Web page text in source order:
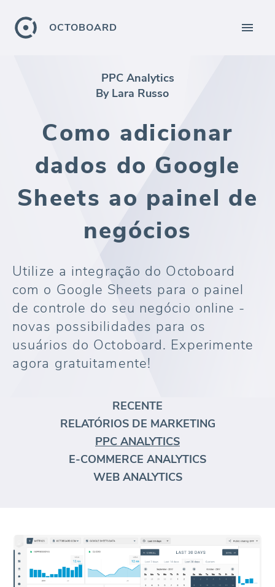
OCTOBOARD
PPC Analytics
By Lara Russo
Como adicionar
dados do Google
Sheets ao painel de
negócios
Utilize a integração do Octoboard
com o Google Sheets para o painel
de controle do seu negócio online -
novas possibilidades para os
usuários do Octoboard. Experimente
agora gratuitamente!
RECENTE
RELATÓRIOS DE MARKETING
PPC ANALYTICS
E-COMMERCE ANALYTICS
WEB ANALYTICS